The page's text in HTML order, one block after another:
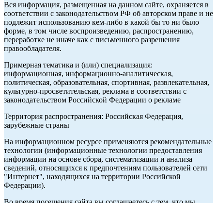
Вся информация, размещенная на данном сайте, охраняется в
соответствии с законодательством РФ об авторском праве и не
подлежит использованию кем-либо в какой бы то ни было
форме, в том числе воспроизведению, распространению,
переработке не иначе как с письменного разрешения
правообладателя.
Примерная тематика и (или) специализация:
информационная, информационно-аналитическая,
политическая, образовательная, спортивная, развлекательная,
культурно-просветительская, реклама в соответствии с
законодательством Российской Федерации о рекламе
Территория распространения: Российская Федерация,
зарубежные страны
На информационном ресурсе применяются рекомендательные
технологии (информационные технологии предоставления
информации на основе сбора, систематизации и анализа
сведений, относящихся к предпочтениям пользователей сети
"Интернет", находящихся на территории Российской
Федерации).